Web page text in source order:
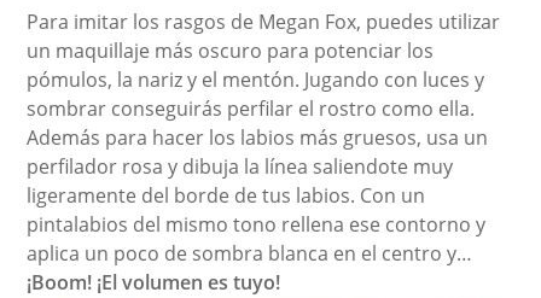
Para imitar los rasgos de Megan Fox, puedes utilizar
un maquillaje más oscuro para potenciar los
pómulos, la nariz y el mentón. Jugando con luces y
sombrar conseguirás perfilar el rostro como ella.
Además para hacer los labios más gruesos, usa un
perfilador rosa y dibuja la línea saliendote muy
ligeramente del borde de tus labios. Con un
pintalabios del mismo tono rellena ese contorno y
aplica un poco de sombra blanca en el centro y…
¡Boom! ¡El volumen es tuyo!